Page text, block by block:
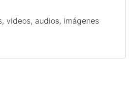
videos, audios, imágenes